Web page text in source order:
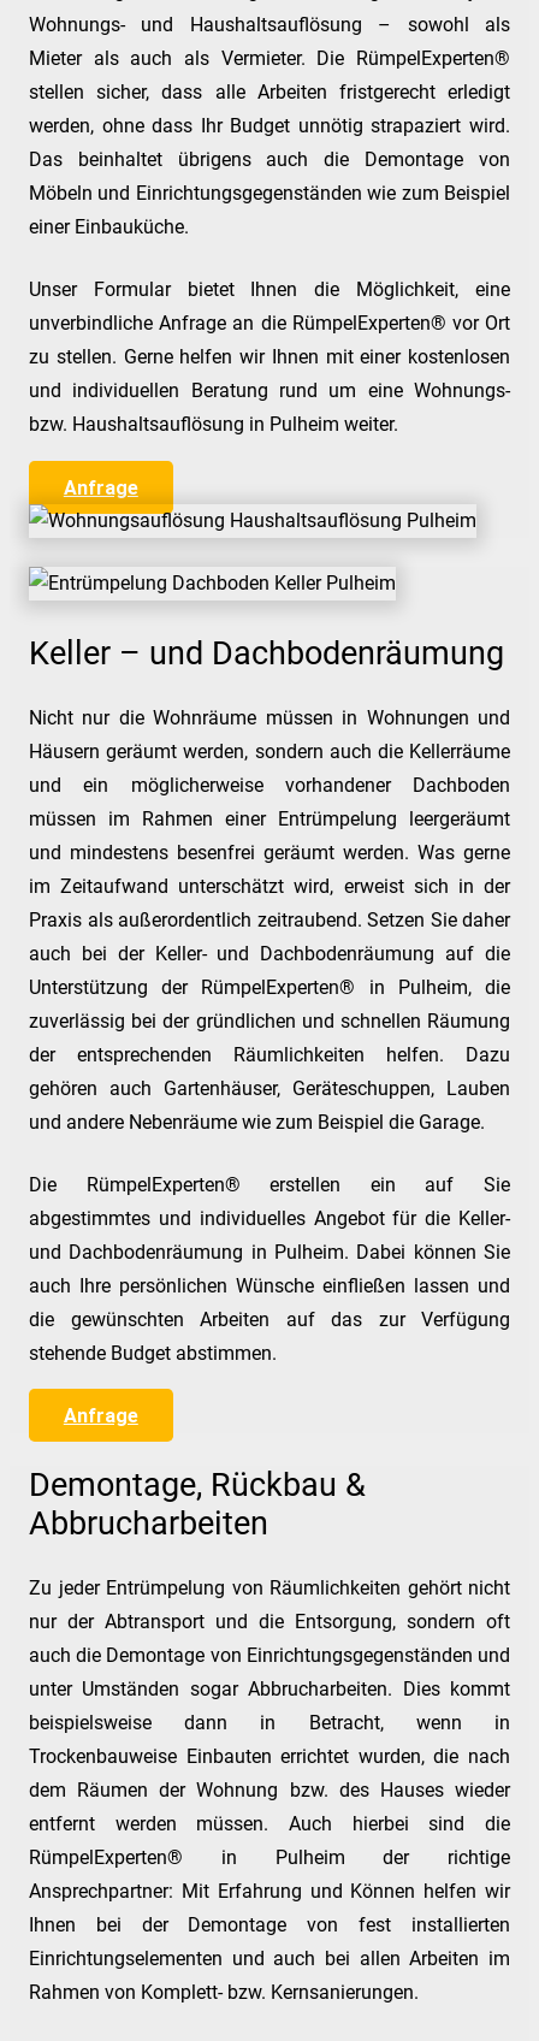
Wohnungs- und Haushaltsauflösung – sowohl als
Mieter als auch als Vermieter. Die RümpelExperten®
stellen sicher, dass alle Arbeiten fristgerecht erledigt
werden, ohne dass Ihr Budget unnötig strapaziert wird.
Das beinhaltet übrigens auch die Demontage von
Möbeln und Einrichtungsgegenständen wie zum Beispiel
einer Einbauküche.
Unser Formular bietet Ihnen die Möglichkeit, eine
unverbindliche Anfrage an die RümpelExperten® vor Ort
zu stellen. Gerne helfen wir Ihnen mit einer kostenlosen
und individuellen Beratung rund um eine Wohnungs-
bzw. Haushaltsauflösung in Pulheim weiter.
Anfrage
Keller – und Dachbodenräumung
Nicht nur die Wohnräume müssen in Wohnungen und
Häusern geräumt werden, sondern auch die Kellerräume
und ein möglicherweise vorhandener Dachboden
müssen im Rahmen einer Entrümpelung leergeräumt
und mindestens besenfrei geräumt werden. Was gerne
im Zeitaufwand unterschätzt wird, erweist sich in der
Praxis als außerordentlich zeitraubend. Setzen Sie daher
auch bei der Keller- und Dachbodenräumung auf die
Unterstützung der RümpelExperten® in Pulheim, die
zuverlässig bei der gründlichen und schnellen Räumung
der entsprechenden Räumlichkeiten helfen. Dazu
gehören auch Gartenhäuser, Geräteschuppen, Lauben
und andere Nebenräume wie zum Beispiel die Garage.
Die RümpelExperten® erstellen ein auf Sie
abgestimmtes und individuelles Angebot für die Keller-
und Dachbodenräumung in Pulheim. Dabei können Sie
auch Ihre persönlichen Wünsche einfließen lassen und
die gewünschten Arbeiten auf das zur Verfügung
stehende Budget abstimmen.
Anfrage
Demontage, Rückbau &
Abbrucharbeiten
Zu jeder Entrümpelung von Räumlichkeiten gehört nicht
nur der Abtransport und die Entsorgung, sondern oft
auch die Demontage von Einrichtungsgegenständen und
unter Umständen sogar Abbrucharbeiten. Dies kommt
beispielsweise dann in Betracht, wenn in
Trockenbauweise Einbauten errichtet wurden, die nach
dem Räumen der Wohnung bzw. des Hauses wieder
entfernt werden müssen. Auch hierbei sind die
RümpelExperten® in Pulheim der richtige
Ansprechpartner: Mit Erfahrung und Können helfen wir
Ihnen bei der Demontage von fest installierten
Einrichtungselementen und auch bei allen Arbeiten im
Rahmen von Komplett- bzw. Kernsanierungen.